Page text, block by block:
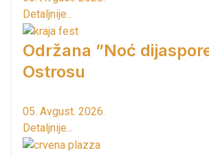
Detaljnije...
Održana ”Noć
Ostrosu
05. Avgust. 2026.
Detaljnije...